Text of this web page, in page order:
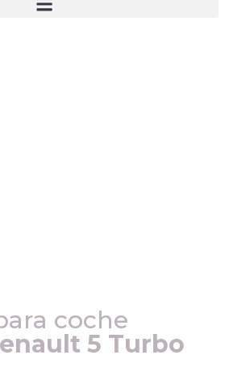
coche
5 Turbo